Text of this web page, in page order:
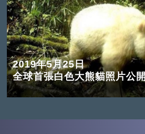
2019年5月25日
全球首張白色大熊貓照片公開